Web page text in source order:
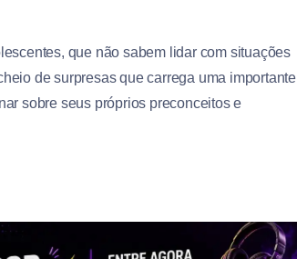
que não sabem lidar com situações
de surpresas que carrega uma importante
sobre seus próprios preconceitos e